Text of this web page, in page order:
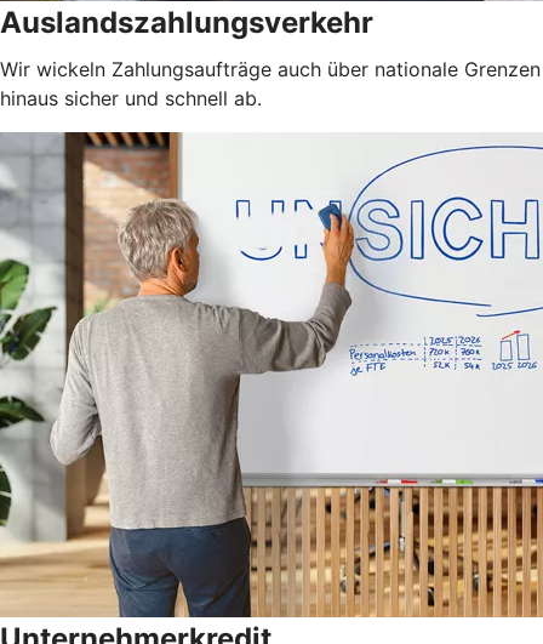
Auslandszahlungsverkehr
Wir wickeln Zahlungsaufträge auch über nationale Grenzen
hinaus sicher und schnell ab.